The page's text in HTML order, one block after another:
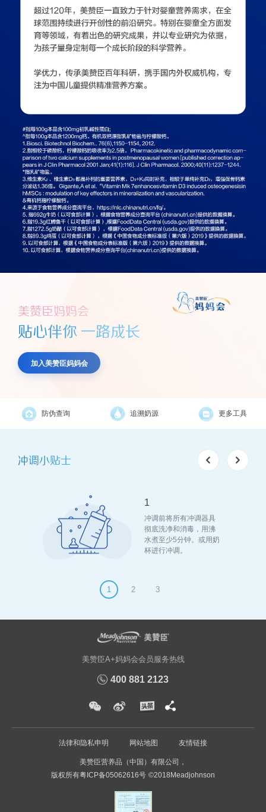
美赞臣妈妈会
贴心伴你 一路成长
加入美赞臣妈妈会
防伪查询 追溯奶源 更多工具
冲调小贴士
1
冲调前将所有冲调器具
彻底洗净和消毒，用沸
水煮至少5分钟。或用奶
杯进行冲调。
1 2 3
美赞臣A+妈妈会会员服务热线
400 881 2123
法律和隐私申明 网站地图 友情链接
美赞臣营养品（中国）有限公司，
版权所有粤ICP备05062616号 ©2018Meadjohnson